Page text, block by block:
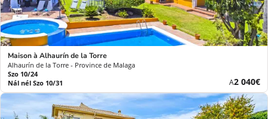
Maison à Alhaurín de la Torre
Alhaurín de la Torre - Province de Malaga
Szo 10/24
Nál nél Szo 10/31
AÚj
ár
2 040€